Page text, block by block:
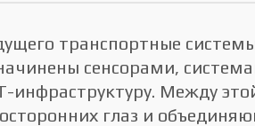
транспортные
сенсорами,
инфраструктуру. Между
глаз и